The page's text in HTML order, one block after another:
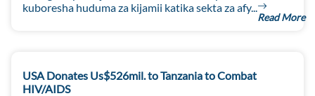
kuboresha huduma za kijamii katika sekta za afy...
Read More
USA Donates Us$526mil. to Tanzania to Combat
HIV/AIDS